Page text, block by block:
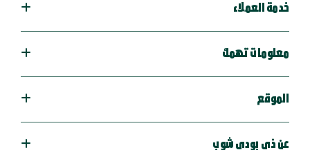
خدمة العملاء
معلومات تهمك
الموقع
عن ذي بودي شوب